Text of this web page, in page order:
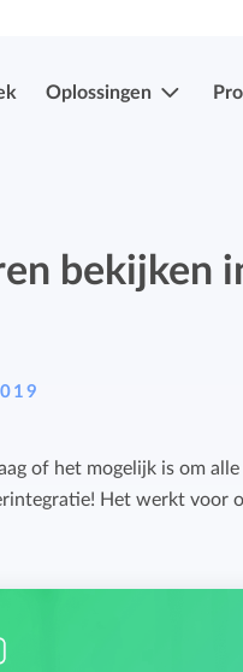
Oplossingen
bijhouden met
beheren
past.
bijhouden met
zoals bij je past.
bekijken
of het mogelijk is om
Het werkt voor